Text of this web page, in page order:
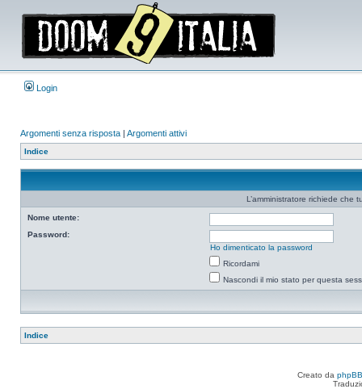
Login
Argomenti senza risposta | Argomenti attivi
Indice
L’amministratore richiede che
Nome utente:
Password:
Ho dimenticato la password
Ricordami
Nascondi il mio stato per questa
Indice
Creato da phpBB